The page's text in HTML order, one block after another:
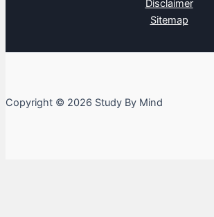
Disclaimer
Sitemap
Copyright © 2026 Study By Mind